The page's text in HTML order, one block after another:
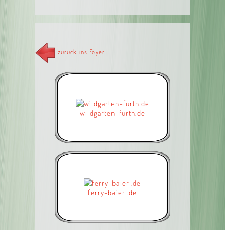
zurück ins Foyer
wildgarten-furth.de
ferry-baierl.de